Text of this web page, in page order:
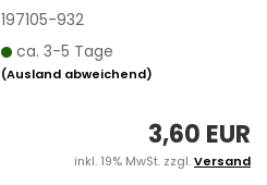
197105-932
ca. 3-5 Tage
(Ausland abweichend)
3,60 EUR
inkl. 19% MwSt. zzgl.Versand